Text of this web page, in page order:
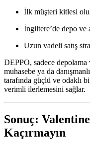
İlk müşteri kitlesi
İngiltere’de depo ve
Uzun vadeli satış
DEPPO, sadece
muhasebe ya da
tarafında güçlü ve odaklı
verimli ilerlemesini sağlar.
Sonuç:
Kaçırmayın